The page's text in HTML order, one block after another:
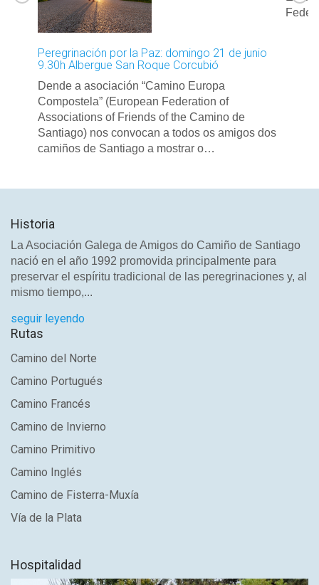
Peregrinación por la Paz: domingo 21 de junio
9.30h Albergue San Roque Corcubió
Dende a asociación “Camino Europa
Compostela” (European Federation of
Associations of Friends of the Camino de
Santiago) nos convocan a todos os amigos dos
camiños de Santiago a mostrar o…
Historia
La Asociación Galega de Amigos do Camiño de Santiago
nació en el año 1992 promovida principalmente para
preservar el espíritu tradicional de las peregrinaciones y, al
mismo tiempo,...
seguir leyendo
Rutas
Camino del Norte
Camino Portugués
Camino Francés
Camino de Invierno
Camino Primitivo
Camino Inglés
Camino de Fisterra-Muxía
Vía de la Plata
Hospitalidad